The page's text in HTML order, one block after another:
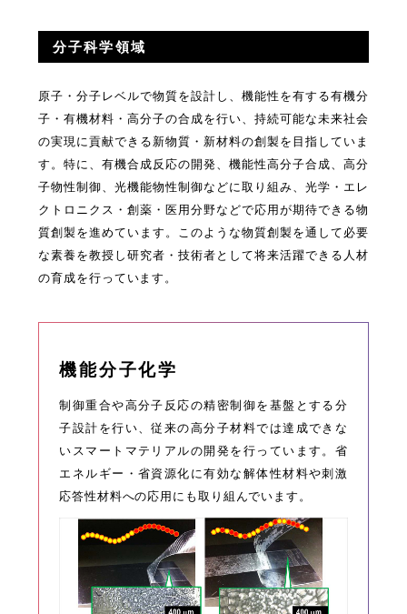
分子科学領域
原子・分子レベルで物質を設計し、機能性を有する有機分
子・有機材料・高分子の合成を行い、持続可能な未来社会
の実現に貢献できる新物質・新材料の創製を目指していま
す。特に、有機合成反応の開発、機能性高分子合成、高分
子物性制御、光機能物性制御などに取り組み、光学・エレ
クトロニクス・創薬・医用分野などで応用が期待できる物
質創製を進めています。このような物質創製を通して必要
な素養を教授し研究者・技術者として将来活躍できる人材
の育成を行っています。
機能分子化学
制御重合や高分子反応の精密制御を基盤とする分
子設計を行い、従来の高分子材料では達成できな
いスマートマテリアルの開発を行っています。省
エネルギー・省資源化に有効な解体性材料や刺激
応答性材料への応用にも取り組んでいます。